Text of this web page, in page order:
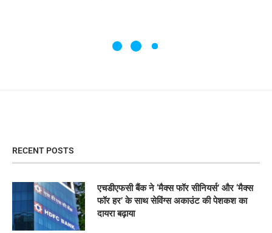
RECENT POSTS
एचडीएफसी बैंक ने ‘मैक्स फॉर सीनियर्स’ और ‘मैक्स
फॉर हर’ के साथ सेविंग्स अकाउंट की पेशकश का
दायरा बढ़ाया